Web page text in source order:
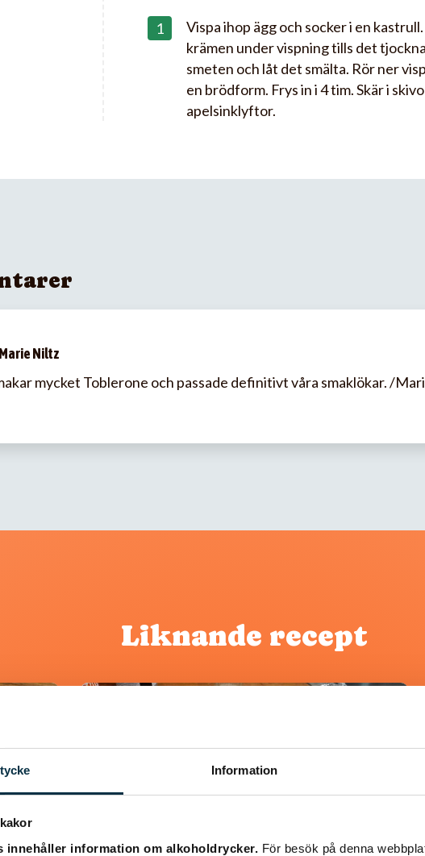
Information
innehåller information om alkoholdrycker. För besök på denna
Vispa ihop ägg och socker i en
krämen under vispning tills det
smeten och låt det smälta. Rör ner
en brödform. Frys in i 4 tim. Skär i
apelsinklyftor.
Niltz
mycket Toblerone och passade definitivt våra smaklökar. /
Liknande recept